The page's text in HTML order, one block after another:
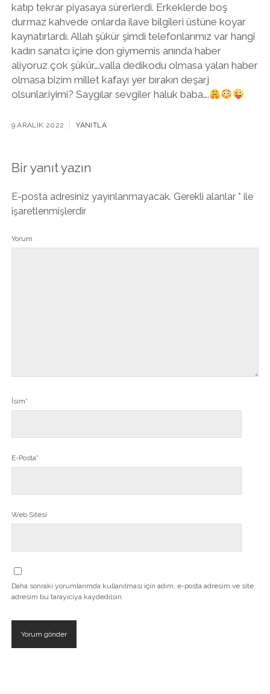
katıp tekrar piyasaya sürerlerdi. Erkeklerde boş
durmaz kahvede onlarda ilave bilgileri üstüne koyar
kaynatırlardı. Allah şükür şimdi telefonlarımız var hangi
kadın sanatcı içine don giymemis anında haber
aliyoruz çok şükür….valla dedikodu olmasa yalan haber
olmasa bizim millet kafayı yer bırakın deşarj
olsunlar.iyimi? Saygılar sevgiler haluk baba….
9 ARALIK 2022 YANITLA
Bir yanıt yazın
E-posta adresiniz yayınlanmayacak. Gerekli alanlar * ile
işaretlenmişlerdir
Yorum
İsim*
E-Posta*
Web Sitesi
Daha sonraki yorumlarımda kullanılması için adım, e-posta adresim ve site
adresim bu tarayıcıya kaydedilsin.